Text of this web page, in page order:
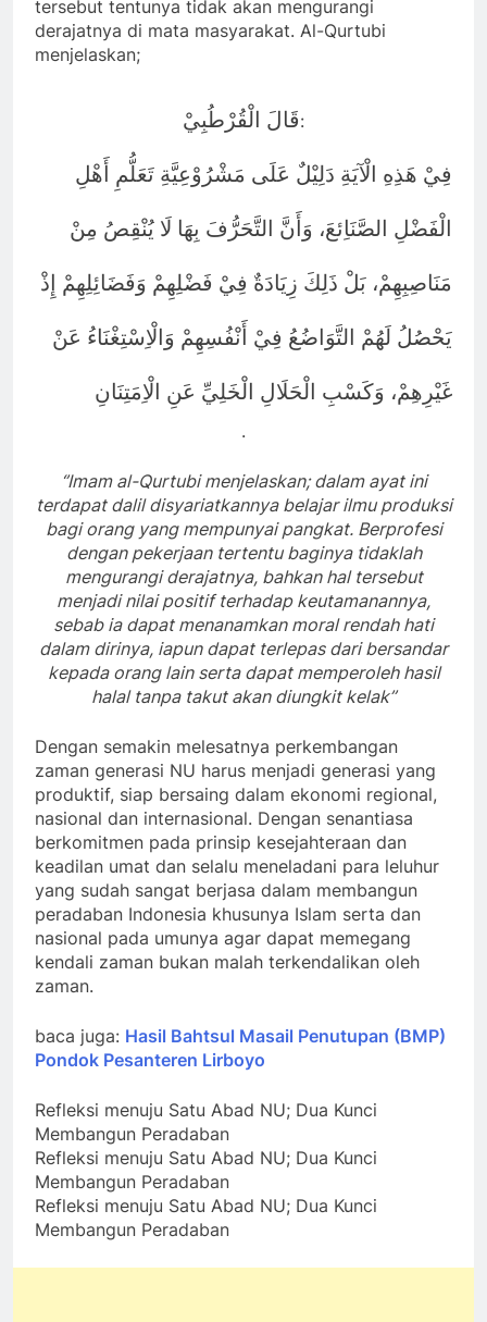
tersebut tentunya tidak akan mengurangi
derajatnya di mata masyarakat. Al-Qurtubi
menjelaskan;
قَالَ الْقُرْطُبِيْ:
فِيْ هَذِهِ الْآيَةِ دَلِيْلٌ عَلَى مَشْرُوْعِيَّةِ تَعَلُّمِ أَهْلِ
الْفَضْلِ الصَّنَاِئعَ، وَأَنَّ التَّحَرُّفَ بِهَا لَا يُنْقِصُ مِنْ
مَنَاصِبِهِمْ، بَلْ ذَلِكَ زِيَادَةٌ فِيْ فَضْلِهِمْ وَفَضَائِلِهِمْ إِذْ
يَحْصُلُ لَهُمْ التَّوَاضُعُ فِيْ أَنْفُسِهِمْ وَالْاِسْتِغْنَاءُ عَنْ
غَيْرِهِمْ، وَكَسْبِ الْحَلَالِ الْخَلِيِّ عَنِ الْاِمَتِنَانِ
.
‘’Imam al-Qurtubi menjelaskan; dalam ayat ini
terdapat dalil disyariatkannya belajar ilmu produksi
bagi orang yang mempunyai pangkat. Berprofesi
dengan pekerjaan tertentu baginya tidaklah
mengurangi derajatnya, bahkan hal tersebut
menjadi nilai positif terhadap keutamanannya,
sebab ia dapat menanamkan moral rendah hati
dalam dirinya, iapun dapat terlepas dari bersandar
kepada orang lain serta dapat memperoleh hasil
halal tanpa takut akan diungkit kelak’’
Dengan semakin melesatnya perkembangan
zaman generasi NU harus menjadi generasi yang
produktif, siap bersaing dalam ekonomi regional,
nasional dan internasional. Dengan senantiasa
berkomitmen pada prinsip kesejahteraan dan
keadilan umat dan selalu meneladani para leluhur
yang sudah sangat berjasa dalam membangun
peradaban Indonesia khusunya Islam serta dan
nasional pada umunya agar dapat memegang
kendali zaman bukan malah terkendalikan oleh
zaman.
baca juga: Hasil Bahtsul Masail Penutupan (BMP)
Pondok Pesanteren Lirboyo
Refleksi menuju Satu Abad NU; Dua Kunci
Membangun Peradaban
Refleksi menuju Satu Abad NU; Dua Kunci
Membangun Peradaban
Refleksi menuju Satu Abad NU; Dua Kunci
Membangun Peradaban